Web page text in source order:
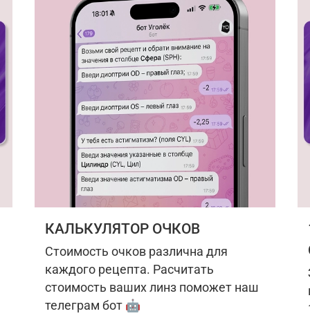
КАЛЬКУЛЯТОР ОЧКОВ
Стоимость очков различна для
каждого рецепта. Расчитать
стоимость ваших линз поможет наш
телеграм бот 🤖